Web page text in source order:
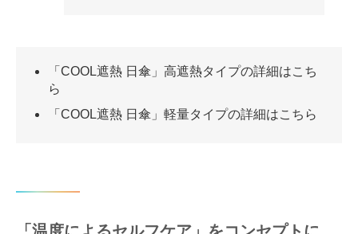
「COOL遮熱 日傘」高遮熱タイプの詳細はこち
ら
「COOL遮熱 日傘」軽量タイプの詳細はこちら